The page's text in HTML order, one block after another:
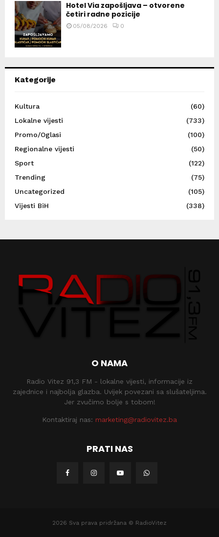
Hotel Via zapošljava – otvorene
četiri radne pozicije
05/08/2026 0
Kategorije
Kultura
(60)
Lokalne vijesti
(733)
Promo/Oglasi
(100)
Regionalne vijesti
(50)
Sport
(122)
Trending
(75)
Uncategorized
(105)
Vijesti BiH
(338)
O NAMA
Radio Vitez 91,3 FM - lokalne vijesti, informacije iz
zajednice i najbolja glazba. Uvijek povezani sa slušateljima.
Jer zvučimo bolje s tobom!
Kontaktiraj nas: marketing@radiovitez.ba
PRATI NAS
2026 Sva prava pridržana © RadioVitez